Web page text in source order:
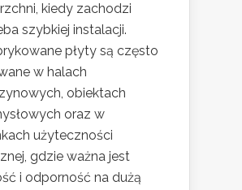
kiedy zachodzi
szybkiej instalacji.
płyty są często
w halach
obiektach
oraz w
użyteczności
gdzie ważna jest
i odporność na dużą